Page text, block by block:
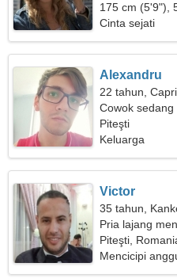
175 cm (5'9"),
Cinta sejati
Alexandru
22 tahun,
Cowok
Piteşti
Keluarga
Victor
35 tahun,
Pria lajang
Piteşti,
Mencicipi